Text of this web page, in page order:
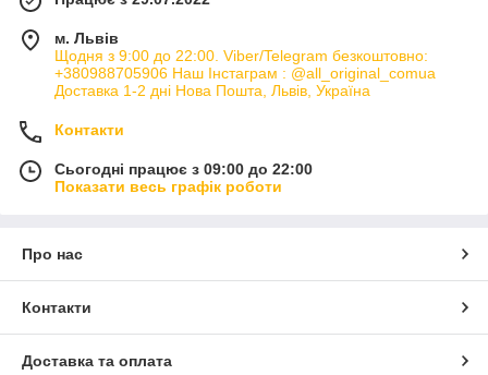
м. Львів
Щодня з 9:00 до 22:00. Viber/Telegram безкоштовно:
+380988705906 Наш Інстаграм : @all_original_comua
Доставка 1-2 дні Нова Пошта, Львів, Україна
Контакти
Сьогодні працює з 09:00 до 22:00
Показати весь графік роботи
Про нас
Контакти
Доставка та оплата